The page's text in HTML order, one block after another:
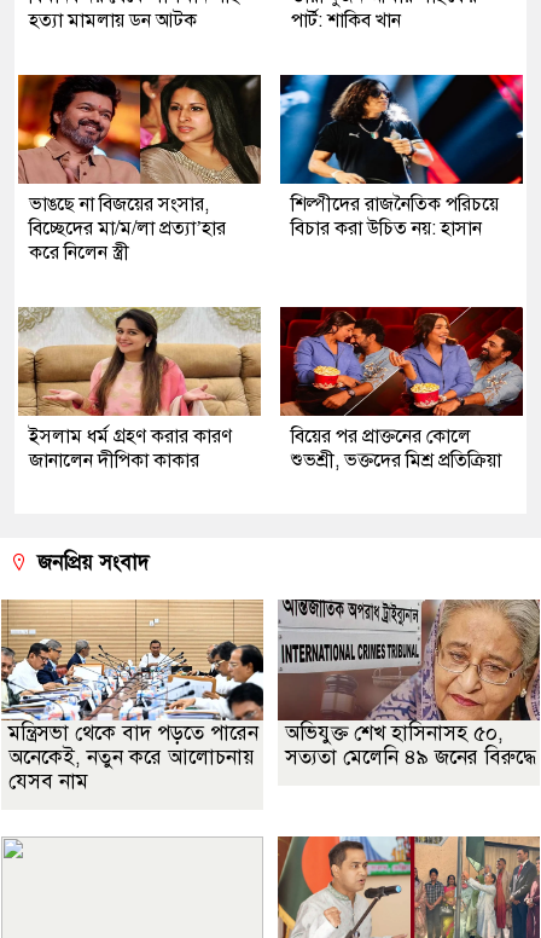
হত্যা মামলায় ডন আটক
পার্ট: শাকিব খান
ভাঙছে না বিজয়ের সংসার,
বিচ্ছেদের মা/ম/লা প্রত্যা’হার
করে নিলেন স্ত্রী
শিল্পীদের রাজনৈতিক পরিচয়ে
বিচার করা উচিত নয়: হাসান
ইসলাম ধর্ম গ্রহণ করার কারণ
জানালেন দীপিকা কাকার
বিয়ের পর প্রাক্তনের কোলে
শুভশ্রী, ভক্তদের মিশ্র প্রতিক্রিয়া
জনপ্রিয় সংবাদ
মন্ত্রিসভা থেকে বাদ পড়তে পারেন
অনেকেই, নতুন করে আলোচনায়
যেসব নাম
অভিযুক্ত শেখ হাসিনাসহ ৫০,
সত্যতা মেলেনি ৪৯ জনের বিরুদ্ধে